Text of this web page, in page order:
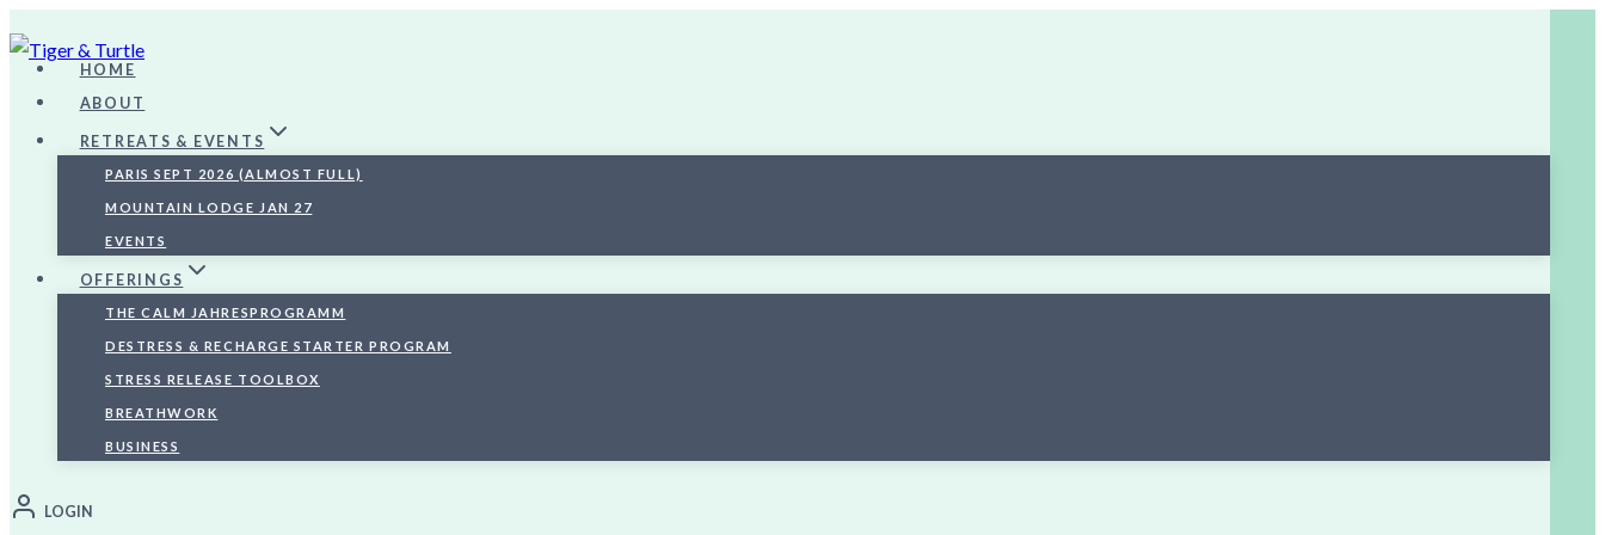
to
HOME
ABOUT
RETREATS & EVENTS
PARIS SEPT 2026 (ALMOST FULL)
MOUNTAIN LODGE JAN 27
EVENTS
OFFERINGS
THE CALM JAHRESPROGRAMM
DESTRESS & RECHARGE STARTER PROGRAM
STRESS RELEASE TOOLBOX
BREATHWORK
BUSINESS
LOGIN